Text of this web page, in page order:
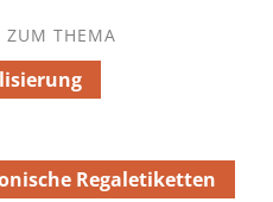
ZUM THEMA
Regaletiketten